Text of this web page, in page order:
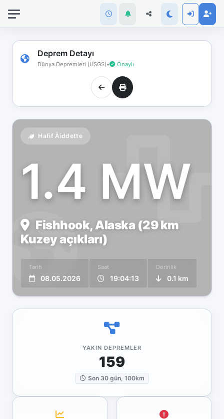
Deprem Detayı
Dünya Depremleri (USGS)• Onaylı
Hafif Åiddette
1.4 MW
Fishhook, Alaska (29 km
Kuzey açıkları)
Tarih
08.05.2026
Saat
19:04:13
Derinlik
0.1 km
YAKIN DEPREMLER
159
Son 30 gün, 100km
bağlantınız
koptu!
Çevrimdışı
moddasınız.